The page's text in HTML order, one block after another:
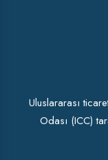
Uluslararası
Odası (ICC)